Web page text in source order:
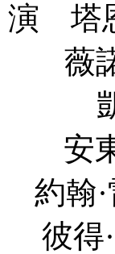
恩·
·瑞
·魯
利
吉扎
斯加